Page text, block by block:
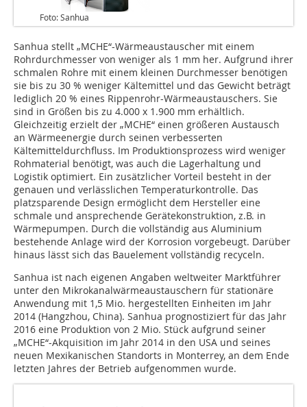
Foto: Sanhua
Sanhua stellt „MCHE“-Wärmeaustauscher mit einem
Rohrdurchmesser von weniger als 1 mm her. Aufgrund ihrer
schmalen Rohre mit einem kleinen Durchmesser benötigen
sie bis zu 30 % weniger Kältemittel und das Gewicht beträgt
lediglich 20 % eines Rippenrohr-Wärmeaustauschers. Sie
sind in Größen bis zu 4.000 x 1.900 mm erhältlich.
Gleichzeitig erzielt der „MCHE“ einen größeren Austausch
an Wärmeenergie durch seinen verbesserten
Kältemitteldurchfluss. Im Produktionsprozess wird weniger
Rohmaterial benötigt, was auch die Lagerhaltung und
Logistik optimiert. Ein zusätzlicher Vorteil besteht in der
genauen und verlässlichen Temperaturkontrolle. Das
platzsparende Design ermöglicht dem Hersteller eine
schmale und ansprechende Gerätekonstruktion, z.B. in
Wärmepumpen. Durch die vollständig aus Aluminium
bestehende Anlage wird der Korrosion vorgebeugt. Darüber
hinaus lässt sich das Bauelement vollständig recyceln.
Sanhua ist nach eigenen Angaben weltweiter Marktführer
unter den Mikrokanalwärme­austauschern für stationäre
Anwendung mit 1,5 Mio. hergestellten Einheiten im Jahr
2014 (Hangzhou, China). Sanhua prognostiziert für das Jahr
2016 eine Produktion von 2 Mio. Stück aufgrund seiner
„MCHE“-Akquisition im Jahr 2014 in den USA und seines
neuen Mexikanischen Standorts in Monterrey, an dem Ende
letzten Jahres der Betrieb aufgenommen wurde.